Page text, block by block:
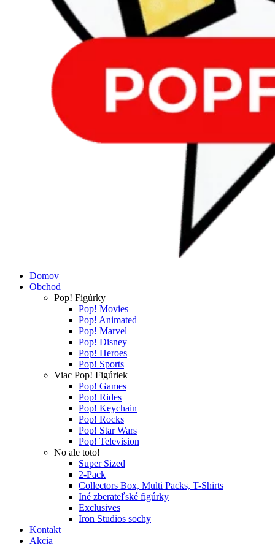
Domov
Obchod
Pop! Figúrky
Pop! Movies
Pop! Animated
Pop! Marvel
Pop! Disney
Pop! Heroes
Pop! Sports
Viac Pop! Figúriek
Pop! Games
Pop! Rides
Pop! Keychain
Pop! Rocks
Pop! Star Wars
Pop! Television
No ale toto!
Super Sized
2-Pack
Collectors Box, Multi Packs, T-Shirts
Iné zberateľské figúrky
Exclusives
Iron Studios sochy
Kontakt
Akcia